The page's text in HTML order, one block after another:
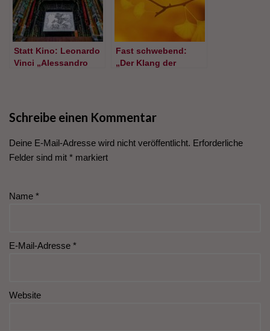
Statt Kino: Leonardo
Vinci „Alessandro
Fast schwebend:
„Der Klang der
Schreibe einen Kommentar
Deine E-Mail-Adresse wird nicht veröffentlicht. Erforderliche
Felder sind mit * markiert
Name *
E-Mail-Adresse *
Website